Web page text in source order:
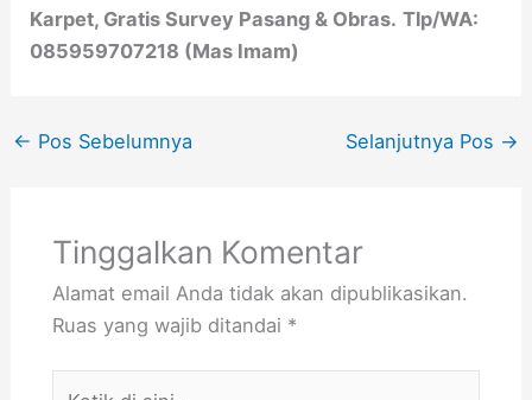
Karpet, Gratis Survey Pasang & Obras. Tlp/WA:
085959707218 (Mas Imam)
← Pos Sebelumnya Selanjutnya Pos →
Tinggalkan Komentar
Alamat email Anda tidak akan dipublikasikan.
Ruas yang wajib ditandai *